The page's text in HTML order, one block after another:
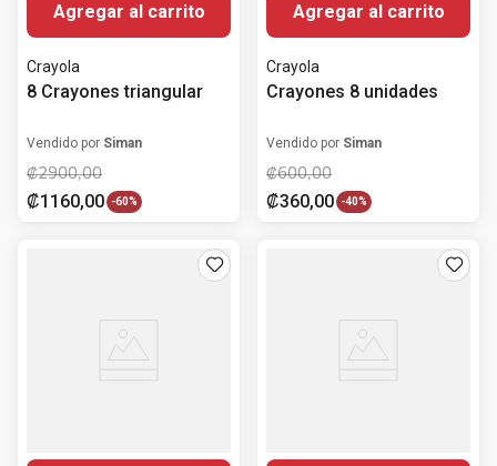
Agregar al carrito
Crayola
8 Crayones triangular
Vendido por Siman
₡2900,00
₡1160,00 -60%
Agregar al carrito
Crayola
Crayones 8 unidades
Vendido por Siman
₡600,00
₡360,00 -40%